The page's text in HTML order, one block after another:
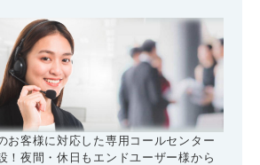
お客様に対応した専用コールセンター
！夜間・休日もエンドユーザー様から